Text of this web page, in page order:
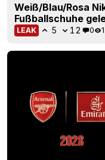
Weiß/Blau/Rosa
Fußballschuhe
LEAK 5 12 0